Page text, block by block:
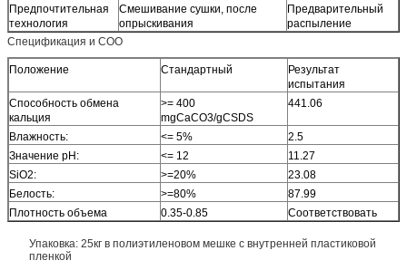
Предпочтительная
технология
Смешивание сушки, после
опрыскивания
Предварительный
распыление
Спецификация и СОО
Положение Стандартный
Результат
испытания
Способность обмена
кальция
>= 400
mgCaCO3/gCSDS
441.06
Влажность: <= 5%
2.5
Значение pH:
<= 12
11.27
SiO2:
>=20%
23.08
Белость:
>=80%
87.99
Плотность объема
0.35-0.85 Соответствовать
Упаковка: 25кг в полиэтиленовом мешке с внутренней пластиковой
пленкой